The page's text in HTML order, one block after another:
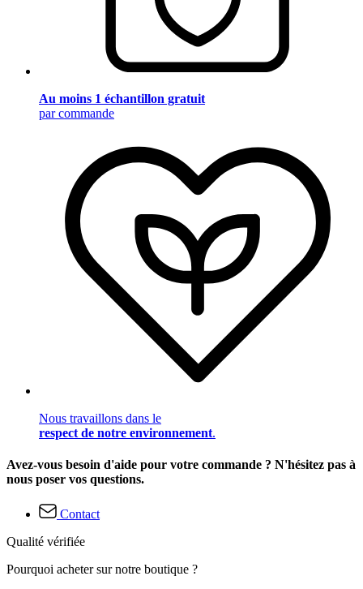
Au moins 1 échantillon gratuit
par commande
Nous travaillons dans le
respect de notre environnement.
Avez-vous besoin d'aide pour votre commande ? N'hésitez pas à
nous poser vos questions.
Contact
Qualité vérifiée
Pourquoi acheter sur notre boutique ?